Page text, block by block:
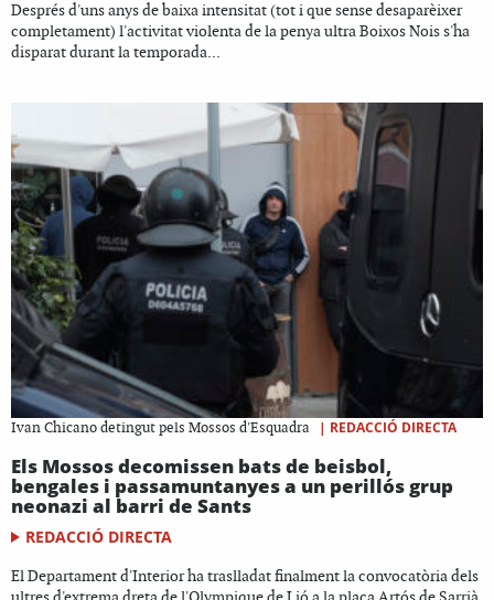
Després d'uns anys de baixa intensitat (tot i que sense desaparèixer
completament) l'activitat violenta de la penya ultra Boixos Nois s'ha
disparat durant la temporada...
Ivan Chicano detingut pels Mossos d'Esquadra | REDACCIÓ DIRECTA
Els Mossos decomissen bats de beisbol,
bengales i passamuntanyes a un perillós grup
neonazi al barri de Sants
REDACCIÓ DIRECTA
El Departament d'Interior ha traslladat finalment la convocatòria dels